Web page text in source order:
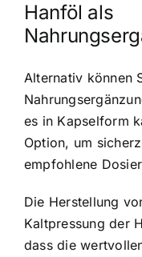
Hanföl als
Alternativ können
es in Kapselform
Option, um
empfohlene
Die Herstellung
Kaltpressung der
dass die